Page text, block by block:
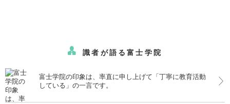
識者が語る富士学院
富士学院の印象は、率直に申し上げて「丁寧に教育活動
している」の一言です。